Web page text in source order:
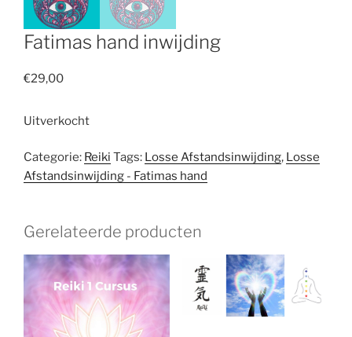
Fatimas hand inwijding
€29,00
Uitverkocht
Categorie: Reiki Tags: Losse Afstandsinwijding, Losse
Afstandsinwijding - Fatimas hand
Gerelateerde producten